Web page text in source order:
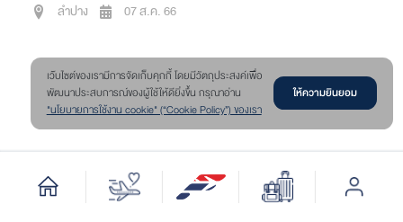
ลำปาง
07 ส.ค. 66
เว๊บไซต์ของเรามีการจัดเก็บคุกกี้ โดยมีวัตถุประสงค์เพื่อ
พัฒนาประสบการณ์ของผู้ใช้ให้ดียิ่งขึ้น กรุณาอ่าน
"นโยบายการใช้งาน cookie" (“Cookie Policy”) ของเรา
ให้ความยินยอม